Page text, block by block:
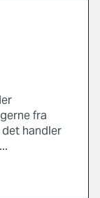
fra
handler